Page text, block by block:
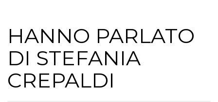
HANNO PARLATO
DI STEFANIA
CREPALDI